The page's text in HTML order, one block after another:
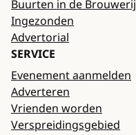
Buurten in de Brouwerij
Ingezonden
Advertorial
SERVICE
Evenement aanmelden
Adverteren
Vrienden worden
Verspreidingsgebied